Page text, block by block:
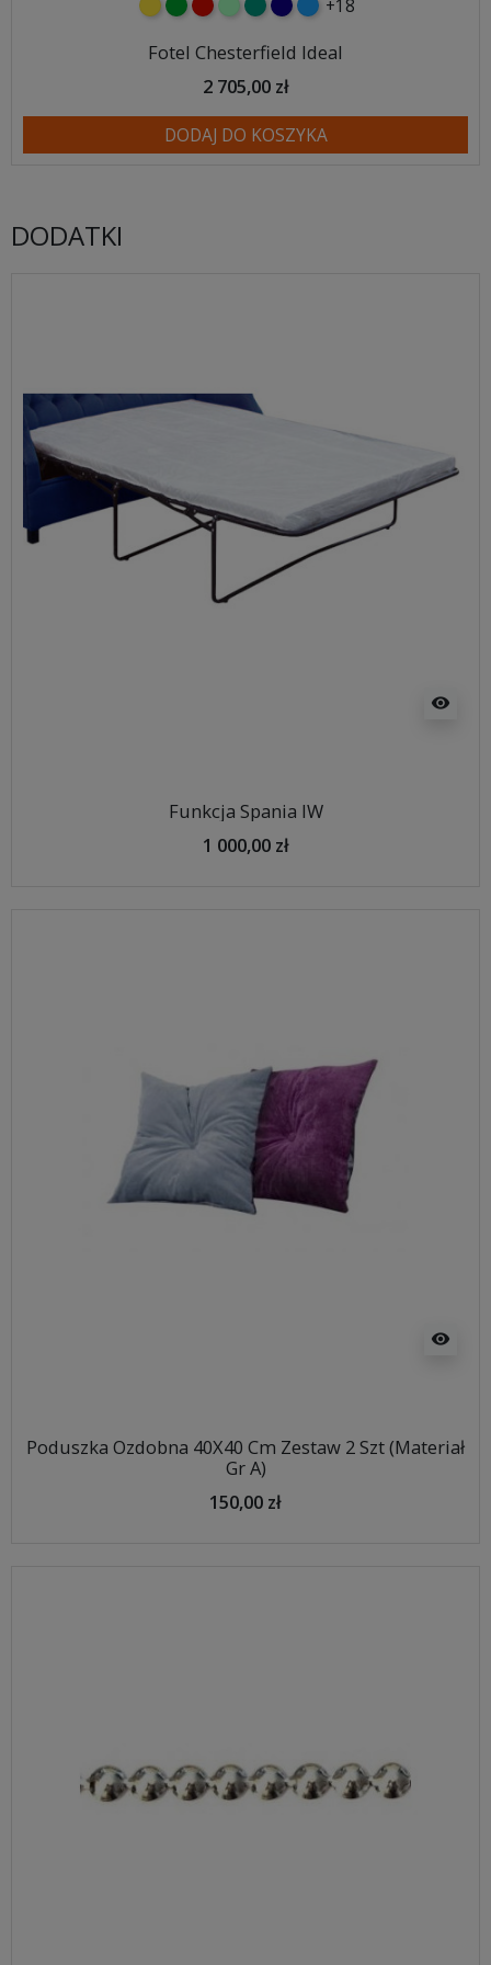
żółtyzielonyczerwony
miętowyturkusowy
granatowy
niebieski
+18
Fotel Chesterfield Ideal
2 705,00 zł
DODAJ DO KOSZYKA
DODATKI
visibility
Funkcja Spania IW
1 000,00 zł
visibility
Poduszka Ozdobna 40X40 Cm Zestaw 2 Szt (Materiał
Gr A)
150,00 zł